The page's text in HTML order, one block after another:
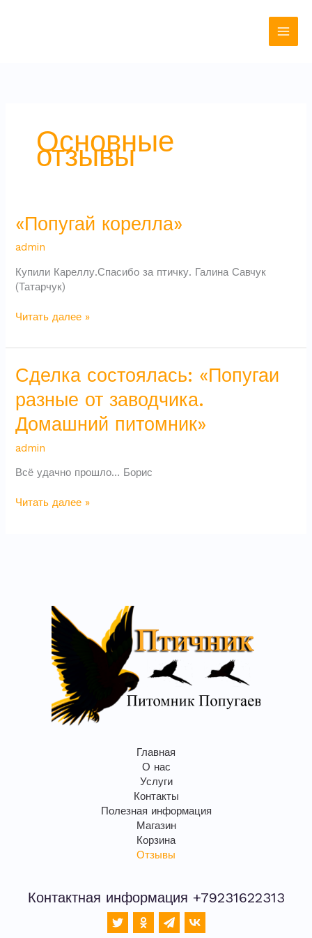
Основные
отзывы
«Попугай корелла»
admin
Купили Кареллу.Спасибо за птичку. Галина Савчук
(Татарчук)
«Попугай
корелла»
Читать далее »
Сделка состоялась: «Попугаи
разные от заводчика.
Домашний питомник»
admin
Всё удачно прошло… Борис
Сделка
состоялась:
«Попугаи
разные
от
заводчика.
питомник»
Читать далее »
Главная
О нас
Услуги
Контакты
Полезная информация
Магазин
Корзина
Отзывы
Контактная информация +79231622313